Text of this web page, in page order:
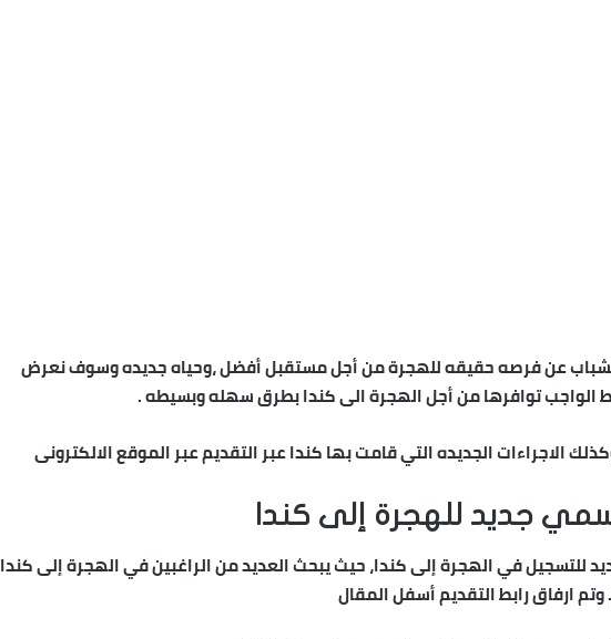
عن فرصه حقيقه للهجرة من أجل مستقبل أفضل ،وحياه جديده وسوف نعرض
توافرها من أجل الهجرة الى كندا بطرق سهله وبسيطه .
الاجراءات الجديده التي قامت بها كندا عبر التقديم عبر الموقع الالكترونى
جديد للهجرة إلى كندا
للتسجيل في الهجرة إلى كندا، حيث يبحث العديد من الراغبين في الهجرة إلى كندا
ارفاق رابط التقديم أسفل المقال